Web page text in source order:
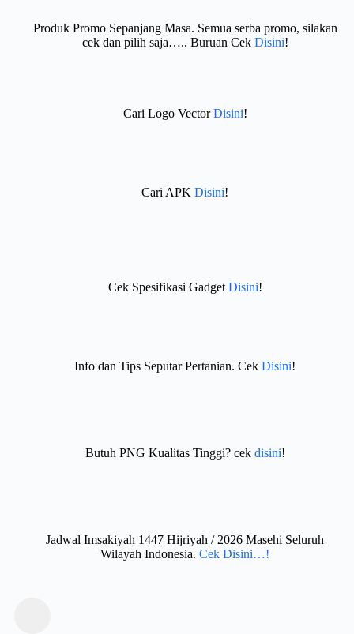
Produk Promo Sepanjang Masa. Semua serba promo, silakan
cek dan pilih saja….. Buruan Cek Disini!
Cari Logo VectorDisini!
Cari APK Disini!
Cek Spesifikasi GadgetDisini!
Info dan Tips Seputar Pertanian. Cek Disini!
Butuh PNG Kualitas Tinggi? cek disini!
Jadwal Imsakiyah 1447 Hijriyah / 2026 Masehi Seluruh
Wilayah Indonesia. Cek Disini…!